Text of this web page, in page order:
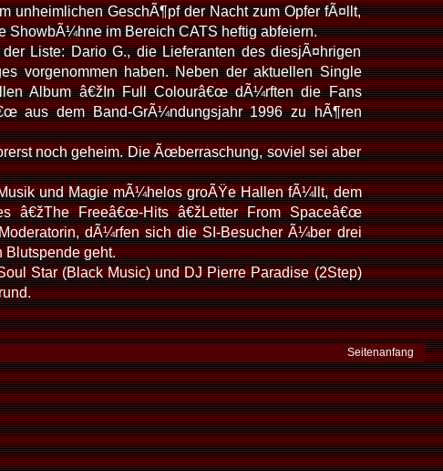
unheimlichen GeschÃ¶pf der Nacht zum Opfer fÃ¤llt,
ShowbÃ¼hne im Bereich CATS heftig abfeiern.
Liste: Dario G., die Lieferanten des diesjÃ¤hrigen
vorgenommen haben. Neben der aktuellen Single
Album â€žIn Full Colourâ€œ dÃ¼rften die Fans
aus dem Band-GrÃ¼ndungsjahr 1996 zu hÃ¶ren
noch geheim. Die Ãœberraschung, soviel sei aber
und Magie mÃ¼helos groÃŸe Hallen fÃ¼llt, dem
â€žThe Freeâ€œ-Hits â€žLetter From Spaceâ€œ
dÃ¼rfen sich die SI-Besucher Ã¼ber drei
Blutspende geht.
Star (Black Music) und DJ Pierre Paradise (2Step)
Seitenanfang